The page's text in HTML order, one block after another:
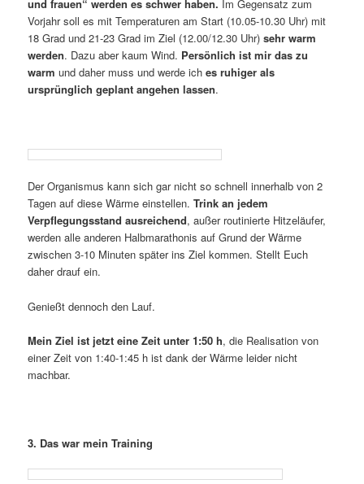
und frauen“ werden es schwer haben. Im Gegensatz zum
Vorjahr soll es mit Temperaturen am Start (10.05-10.30 Uhr) mit
18 Grad und 21-23 Grad im Ziel (12.00/12.30 Uhr)sehr warm
werden. Dazu aber kaum Wind. Persönlich ist mir das zu
warm und daher muss und werde iches ruhiger als
ursprünglich geplant angehen lassen.
Der Organismus kann sich gar nicht so schnell innerhalb von 2
Tagen auf diese Wärme einstellen.Trink an jedem
Verpflegungsstand ausreichend, außer routinierte Hitzeläufer,
werden alle anderen Halbmarathonis auf Grund der Wärme
zwischen 3-10 Minuten später ins Ziel kommen. Stellt Euch
daher drauf ein.
Genießt dennoch den Lauf.
Mein Ziel ist jetzt eine Zeit unter 1:50 h, die Realisation von
einer Zeit von 1:40-1:45 h ist dank der Wärme leider nicht
machbar.
3. Das war mein Training